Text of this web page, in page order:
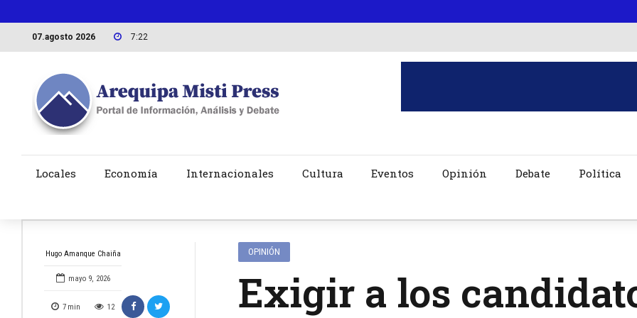
07.agosto 2026 7:22
Locales Economía Internacionales Cultura Eventos Opinión Debate Política
Hugo Amanque Chaiña
mayo 9, 2026
7 min 12
OPINIÓN
Exigir a los